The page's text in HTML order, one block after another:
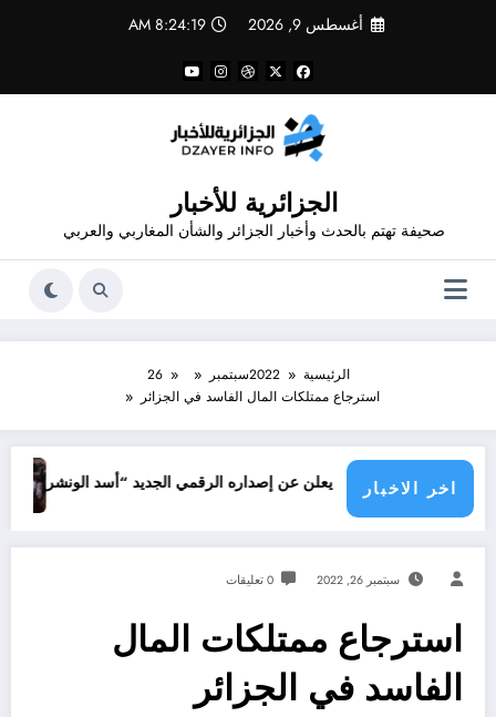
أغسطس 9, 2026 8:24:19 AM
الجزائرية للأخبار
صحيفة تهتم بالحدث وأخبار الجزائر والشأن المغاربي والعربي
الرئيسية 2022سبتمبر
26
استرجاع ممتلكات المال الفاسد في الجزائر
اخر الاخبار
قدور شاهد يعلن عن إصداره الرقمي الجديد “أسد الونشريس” تخليدا لنضال
جرائم
سبتمبر 26, 2022 0 تعليقات
استرجاع ممتلكات المال
الفاسد في الجزائر